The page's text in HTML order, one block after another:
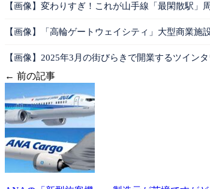
【画像】変わりすぎ！これが山手線「最閑散駅」
【画像】「高輪ゲートウェイシティ」大型商業施
【画像】2025年3月の街びらきで開業するツイン
← 前の記事